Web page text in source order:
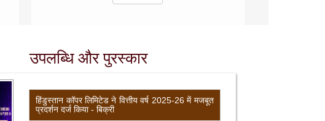
उपलब्धि और पुरस्कार
ने वित्तीय वर्ष 2025-26 में मजबूत